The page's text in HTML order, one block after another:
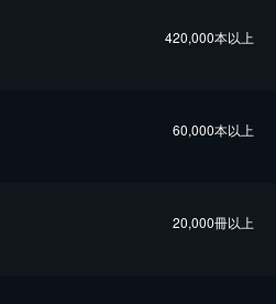
420,000本以上
60,000本以上
20,000冊以上